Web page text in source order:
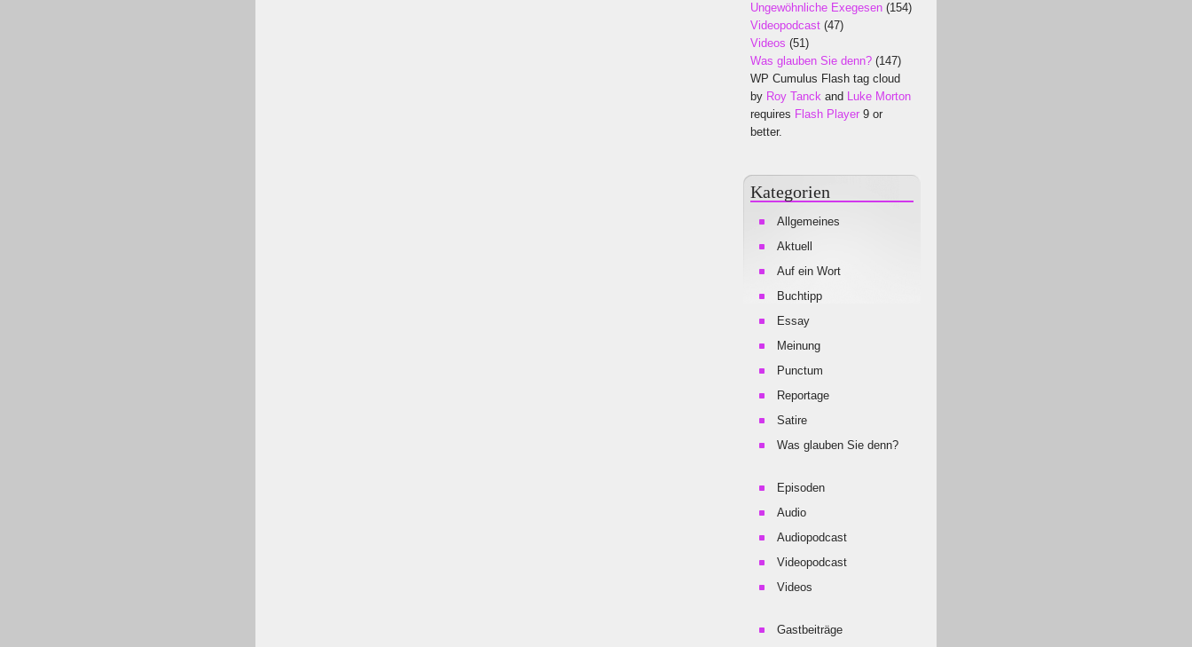
Ungewöhnliche Exegesen (154)
Videopodcast (47)
Videos (51)
Was glauben Sie denn? (147)
WP Cumulus Flash tag cloud
by Roy Tanck and Luke Morton
requires Flash Player 9 or
better.
Kategorien
Allgemeines
Aktuell
Auf ein Wort
Buchtipp
Essay
Meinung
Punctum
Reportage
Satire
Was glauben Sie denn?
Episoden
Audio
Audiopodcast
Videopodcast
Videos
Gastbeiträge